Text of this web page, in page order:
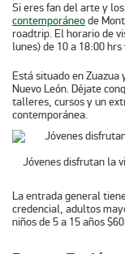
Si eres fan del arte y
contemporáneode
roadtrip. El horario de
lunes) de 10 a 18:00
Está situado en
Nuevo León. Déjate
talleres, cursos y un
contemporánea.
Jóvenes disfrutan la
La entrada general
credencial, adultos
niños de 5 a 15 años